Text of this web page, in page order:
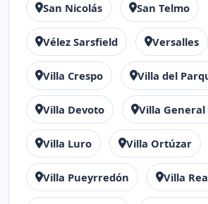
San Nicolás San Telmo
Vélez Sarsfield Versalles
Villa Crespo Villa del
Villa Devoto Villa
Villa Luro Villa Ortúzar
Villa Pueyrredón Villa